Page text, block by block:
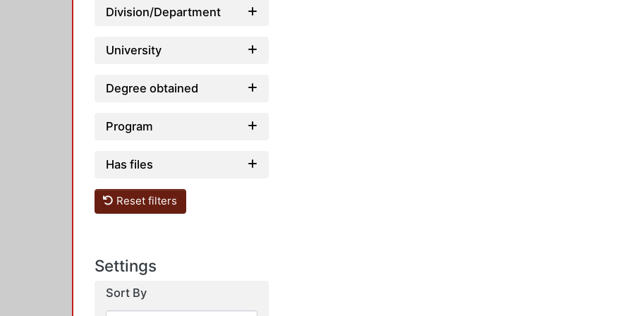
Division/Department
University
Degree obtained
Program
Has files
Reset filters
Settings
Sort By